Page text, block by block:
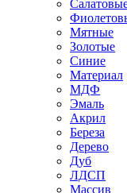
Мятные
Золотые
Синие
Материал
МДФ
Эмаль
Акрил
Береза
Дерево
Дуб
ЛДСП
Массив